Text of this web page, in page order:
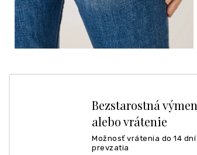
Bezstarostná
alebo vrátenie
Možnosť vrátenia do 14 dní
prevzatia